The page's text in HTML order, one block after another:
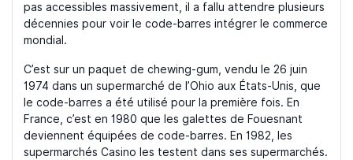
pas accessibles massivement, il a fallu attendre plusieurs
décennies pour voir le code-barres intégrer le commerce
mondial.
C’est sur un paquet de chewing-gum, vendu le 26 juin
1974 dans un supermarché de l’Ohio aux États-Unis, que
le code-barres a été utilisé pour la première fois. En
France, c’est en 1980 que les galettes de Fouesnant
deviennent équipées de code-barres. En 1982, les
supermarchés Casino les testent dans ses supermarchés.